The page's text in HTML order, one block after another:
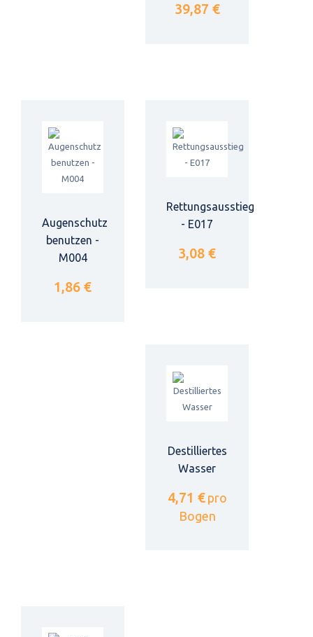
39,87 €
Augenschutz
benutzen -
M004
1,86 €
Rettungsausstieg
- E017
3,08 €
Destilliertes
Wasser
4,71 € pro
Bogen